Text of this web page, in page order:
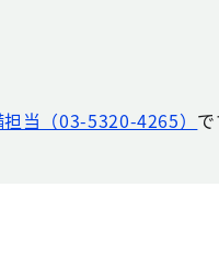
当（03-5320-4265） で